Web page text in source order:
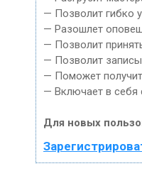
— Позволит гибко
— Разошлет
— Позволит
— Позволит
— Поможет
— Включает в себя
Для новых